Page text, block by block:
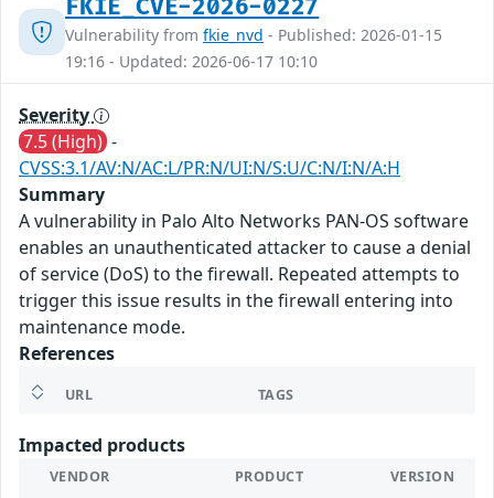
FKIE_CVE-2026-0227
Vulnerability from fkie_nvd - Published: 2026-01-15
19:16 - Updated: 2026-06-17 10:10
Severity
7.5 (High) -
CVSS:3.1/AV:N/AC:L/PR:N/UI:N/S:U/C:N/I:N/A:H
Summary
A vulnerability in Palo Alto Networks PAN-OS software
enables an unauthenticated attacker to cause a denial
of service (DoS) to the firewall. Repeated attempts to
trigger this issue results in the firewall entering into
maintenance mode.
References
URL TAGS
Impacted products
VENDOR PRODUCT VERSION